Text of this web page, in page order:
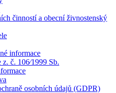
činností a obecní živnostenský
informace
č. 106⁄1999 Sb.
osobních údajů (GDPR)